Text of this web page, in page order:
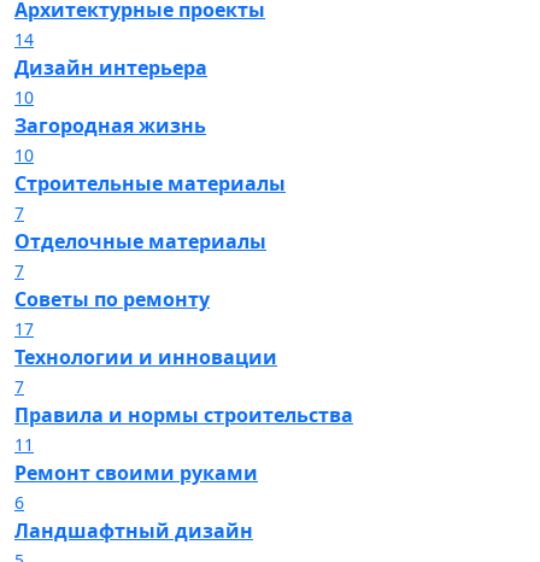
Архитектурные проекты
14
Дизайн интерьера
10
Загородная жизнь
10
Строительные материалы
7
Отделочные материалы
7
Советы по ремонту
17
Технологии и инновации
7
Правила и нормы строительства
11
Ремонт своими руками
6
Ландшафтный дизайн